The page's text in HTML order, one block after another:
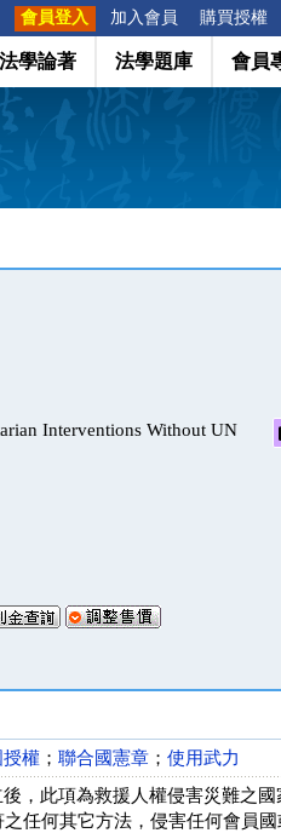
會員登入 加入會員 購買授權
法學論著 法學題庫 會員
Interventions Without UN
授權 ； 聯合國憲章 ； 使用武力
，此項為救援人權侵害災難之國
任何其它方法，侵害任何會員國